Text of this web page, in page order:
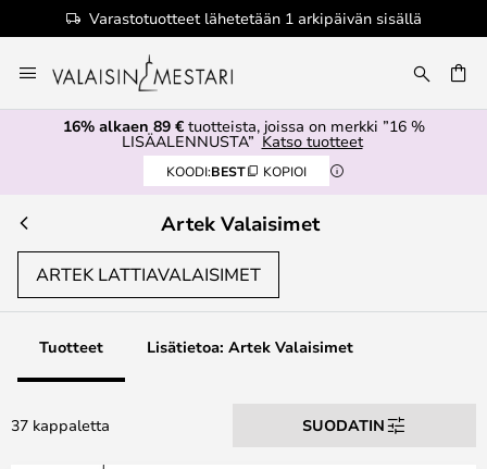
Varastotuotteet lähetetään 1 arkipäivän sisällä
to
Content
16% alkaen 89 €tuotteista, joissa on merkki ”16 %
LISÄALENNUSTA” Katso tuotteet
KOODI:BEST KOPIOI
Artek Valaisimet
ARTEK LATTIAVALAISIMET
Tuotteet Lisätietoa: Artek Valaisimet
37 kappaletta SUODATIN